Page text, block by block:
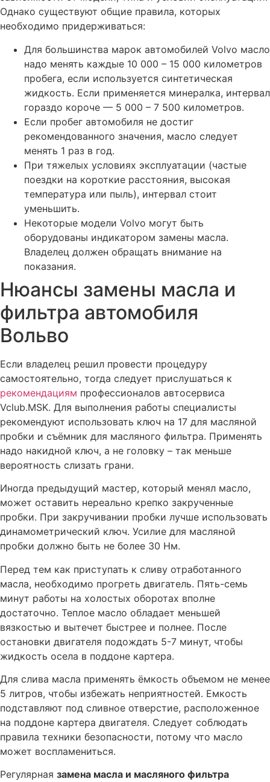
Диагностика, ремонт проводки Вольво
Замена свечей накаливания на дизеле Вольво
Замена сальника распредвала Вольво
Замена сальника привода Вольво
Замена сальника коленвала Вольво
Замена ремня ГРМ Вольво
Замена распредвала автомобиля Вольво
Замена радиатора системы охлаждения Вольво
Замена прокладок свечных колодцев Вольво
Замена прокладки клапанной крышки Вольво
Замена прокладки ГБЦ на Вольво
Замена поршневых колец двигателя Вольво
Замена подушек двигателя Вольво
Замена поддона картера двигателя Вольво
Замена переднего сальника коленвала Вольво
Замена ремня ГРМ Вольво
Замена коленчатого вала двигателя автомобиля Volvo
Замена клапанов двигателя Вольво с притиркой
Замена клапанной крышки автомобиля Вольво
Замена вентиляции ДВС на Вольво
Перевод параметров автомобиля Вольво в европейский
стандарт
Активация круиз-контроля Volvo
Отключение датчика контроля АКБ Вольво
Чип-тюнинг двигателя Вольво фирменными прошивками
Установка графических (TFT) панелей для Вольво под
ключ
Отключение автонейтрали на автомобиле Вольво
Активация ограничителя (лимитера) скорости Вольво
Дистанционный запуск двигателя Вольво или Webasto
штатным ключом – с 2012 модельного года
Решаем проблему с работой Volvo on Call на Android
Решение проблемы с ошибкой ECM-P155168 по
форсункам
Устраняем ошибку ECM-P200000
Программирование ключа Вольво (Volvo)
Замена заднего сальника коленвала Вольво
Однако существуют общие правила, которых
необходимо придерживаться:
Для большинства марок автомобилей Volvo масло
надо менять каждые 10 000 – 15 000 километров
пробега, если используется синтетическая
жидкость. Если применяется минералка, интервал
гораздо короче — 5 000 – 7 500 километров.
Если пробег автомобиля не достиг
рекомендованного значения, масло следует
менять 1 раз в год.
При тяжелых условиях эксплуатации (частые
поездки на короткие расстояния, высокая
температура или пыль), интервал стоит
уменьшить.
Некоторые модели Volvo могут быть
оборудованы индикатором замены масла.
Владелец должен обращать внимание на
показания.
Нюансы замены масла и
фильтра автомобиля
Вольво
Если владелец решил провести процедуру
самостоятельно, тогда следует прислушаться к
рекомендациям профессионалов автосервиса
Vclub.MSK. Для выполнения работы специалисты
рекомендуют использовать ключ на 17 для масляной
пробки и съёмник для масляного фильтра. Применять
надо накидной ключ, а не головку – так меньше
вероятность слизать грани.
Иногда предыдущий мастер, который менял масло,
может оставить нереально крепко закрученные
пробки. При закручивании пробки лучше использовать
динамометрический ключ. Усилие для масляной
пробки должно быть не более 30 Нм.
Перед тем как приступать к сливу отработанного
масла, необходимо прогреть двигатель. Пять-семь
минут работы на холостых оборотах вполне
достаточно. Теплое масло обладает меньшей
вязкостью и вытечет быстрее и полнее. После
остановки двигателя подождать 5-7 минут, чтобы
жидкость осела в поддоне картера.
Для слива масла применять ёмкость объемом не менее
5 литров, чтобы избежать неприятностей. Емкость
подставляют под сливное отверстие, расположенное
на поддоне картера двигателя. Следует соблюдать
правила техники безопасности, потому что масло
может воспламениться.
Регулярная замена масла и масляного фильтра